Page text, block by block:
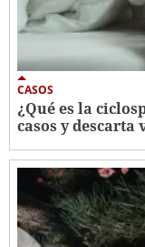
CASOS
¿Qué es la
casos y descarta